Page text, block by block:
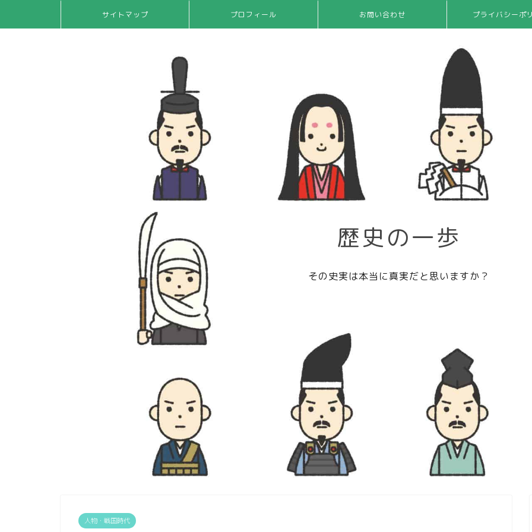
サイトマップ プロフィール お問い合わせ プライバシーポ
歴史の一歩
その史実は本当に真実だと思いますか？
人物・戦国時代